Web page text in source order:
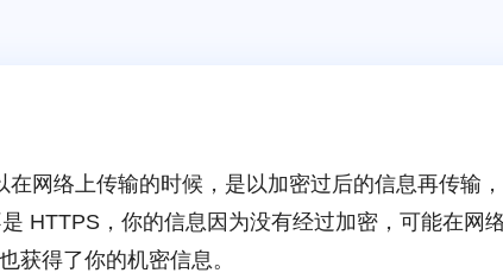
网络上传输的时候，是以加密过后的信息再传输，
HTTPS，你的信息因为没有经过加密，可能在网
获得了你的机密信息。